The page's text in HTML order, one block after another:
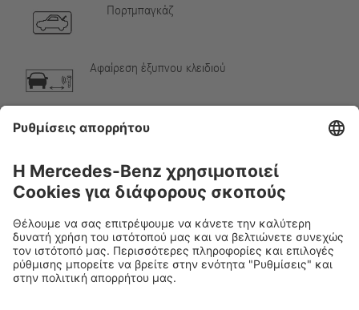
Πορτμπαγκάζ
Αφαίρεση έξυπνου κλειδιού
Αέριο κλιματιστικού
Προειδοποίηση, χαμηλή θερμοκρασία